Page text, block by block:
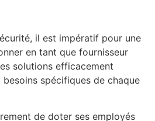
il est impératif pour une
en tant que fournisseur
solutions efficacement
spécifiques de chaque
de doter ses employés